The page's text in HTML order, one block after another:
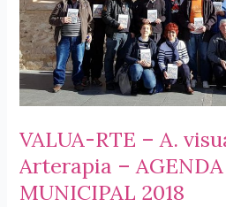
AGENDA
DE
IGUALDAD
MUNICIPAL
2019
VALUA-RTE – A.
Arterapia –
MUNICIPAL 2018